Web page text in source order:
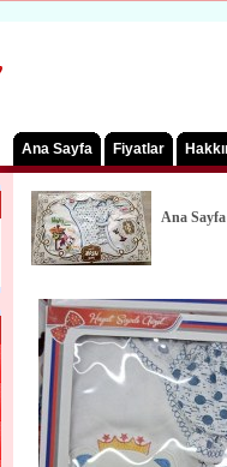
Ana Sayfa Fiyatlar
Ana Sayfa